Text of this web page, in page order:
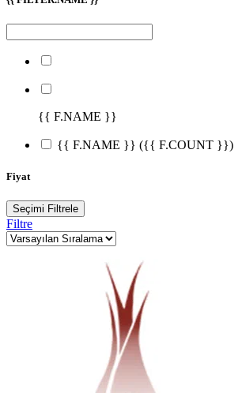
{{ F.NAME }}
{{ F.NAME }} ({{ F.COUNT }})
Fiyat
Seçimi Filtrele
Filtre